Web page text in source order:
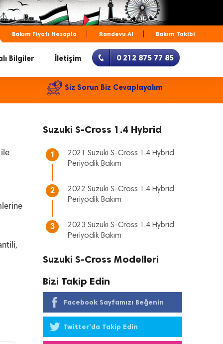
Bakım Fiyatı Hesapla Randevu Al Bakım Takibi
Bilgiler İletişim 0 212 875 77 85
Siz Sorun Biz Cevaplayalım
Suzuki S-Cross 1.4 Hybrid
1
2021 Suzuki S-Cross 1.4 Hybrid
Periyodik Bakım
2
2022 Suzuki S-Cross 1.4 Hybrid
Periyodik Bakım
3
2023 Suzuki S-Cross 1.4 Hybrid
Periyodik Bakım
Suzuki S-Cross Modelleri
Bizi Takip Edin
Facebook Sayfamızı Beğenin
Twitter'da Takip Edin